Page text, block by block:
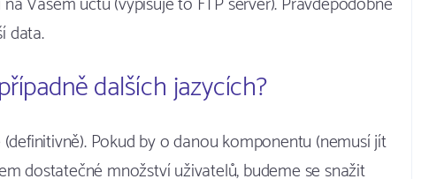
data.
dalších jazycích?
Pokud by o danou komponentu (nemusí jít
dostatečné množství uživatelů, budeme se snažit